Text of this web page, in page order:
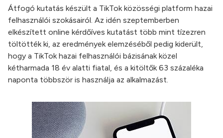
Átfogó kutatás készült a TikTok közösségi platform hazai
felhasználói szokásairól. Az idén szeptemberben
elkészített online kérdőíves kutatást több mint tízezren
töltötték ki, az eredmények elemzéséből pedig kiderült,
hogy a TikTok hazai felhasználói bázisának közel
kétharmada 18 év alatti fiatal, és a kitöltők 63 százaléka
naponta többször is használja az alkalmazást.